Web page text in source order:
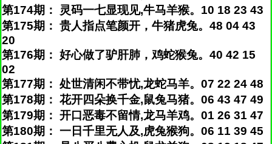
第174期： 灵码一七显现见,牛马羊猴。10 18 23 43
第175期： 贵人指点笔颜开，牛猪虎兔。48 04 43
20
第176期： 好心做了驴肝肺，鸡蛇猴兔。40 42 15
02
第177期： 处世清闲不带忧,龙蛇马羊。07 22 24 48
第178期： 花开四朵换千金,鼠兔马猪。06 43 47 49
第179期： 开口恶毒不留情,龙马羊鸡。01 26 31 47
第180期： 一日千里无人及,虎兔猴狗。06 11 39 45